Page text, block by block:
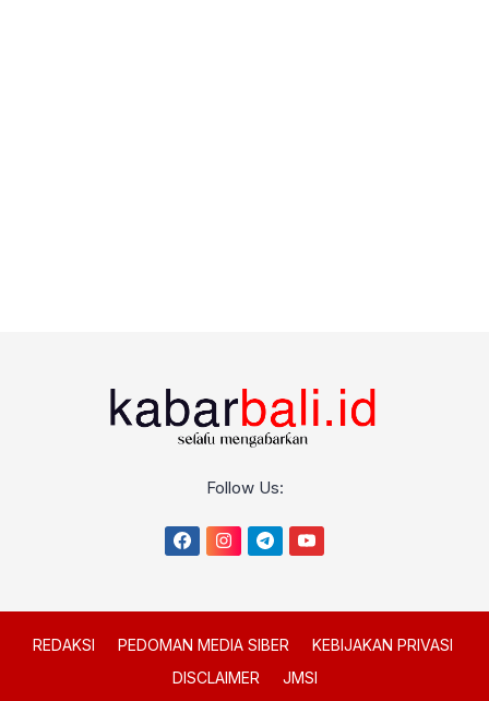
Follow Us:
REDAKSI PEDOMAN MEDIA SIBER
KEBIJAKAN PRIVASI
DISCLAIMER
JMSI